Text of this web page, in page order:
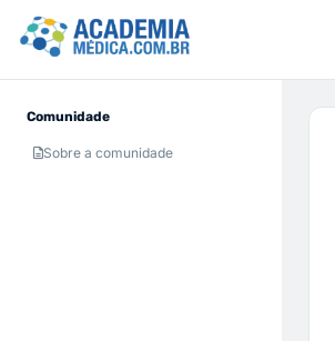
Comunidade
Sobre a comunidade